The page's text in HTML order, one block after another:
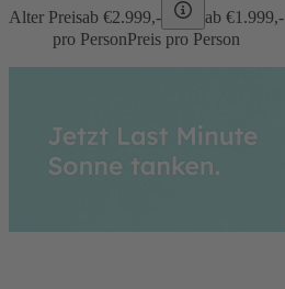
Alter Preisab €2.999,- ab €1.999,-
pro PersonPreis pro Person